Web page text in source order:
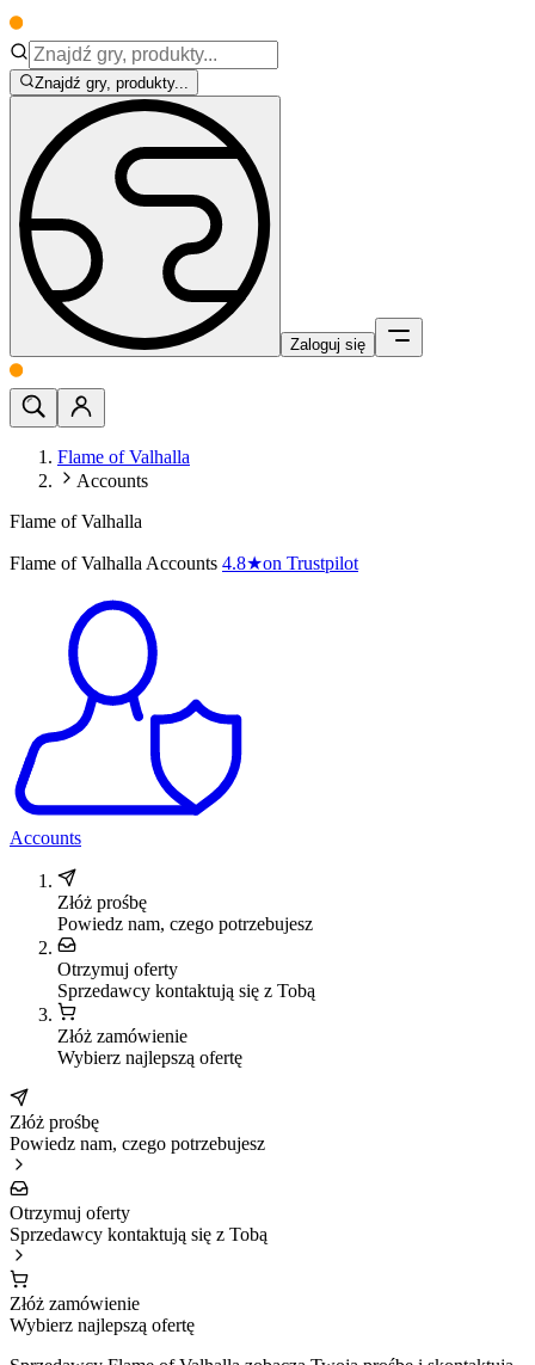
Znajdź gry, produkty...
Zaloguj się
Flame of Valhalla
Accounts
Flame of Valhalla
Flame of Valhalla Accounts 4.8★on Trustpilot
Accounts
Złóż prośbę
Powiedz nam, czego potrzebujesz
Otrzymuj oferty
Sprzedawcy kontaktują się z Tobą
Złóż zamówienie
Wybierz najlepszą ofertę
Złóż prośbę
Powiedz nam, czego potrzebujesz
Otrzymuj oferty
Sprzedawcy kontaktują się z Tobą
Złóż zamówienie
Wybierz najlepszą ofertę